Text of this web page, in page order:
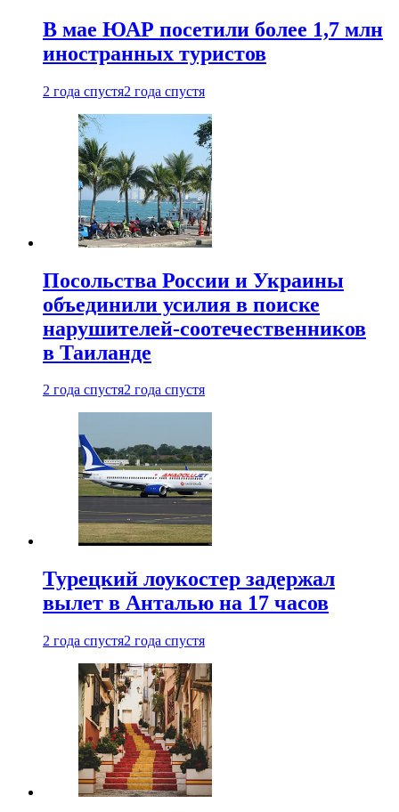
В мае ЮАР посетили более 1,7 млн
иностранных туристов
2 года спустя2 года спустя
Посольства России и Украины
объединили усилия в поиске
нарушителей-соотечественников
в Таиланде
2 года спустя2 года спустя
Турецкий лоукостер задержал
вылет в Анталью на 17 часов
2 года спустя2 года спустя